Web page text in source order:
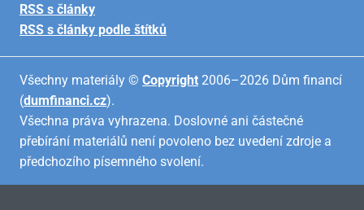
RSS s články
RSS s články podle štítků
Všechny materiály © Copyright 2006–2026 Dům financí
(dumfinanci.cz).
Všechna práva vyhrazena. Doslovné ani částečné
přebírání materiálů není povoleno bez uvedení zdroje a
předchozího písemného svolení.